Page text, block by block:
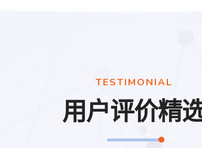
TESTIMONIAL
用户评价精